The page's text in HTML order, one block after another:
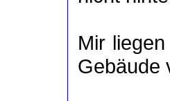
Mir
Gebäude